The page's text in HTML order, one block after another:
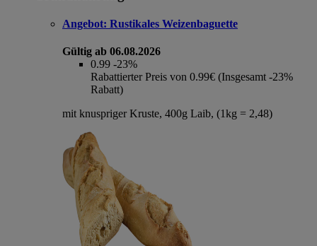
Angebot: Rustikales Weizenbaguette
Gültig ab 06.08.2026
0.99 -23%
Rabattierter Preis von 0.99€ (Insgesamt -23%
Rabatt)
mit knuspriger Kruste, 400g Laib, (1kg = 2,48)